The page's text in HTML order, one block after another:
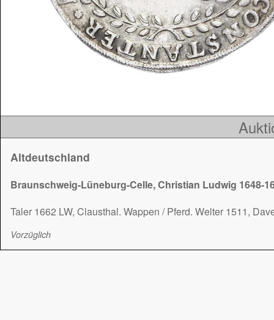
Altdeutschland
Braunschweig-Lüneburg-Celle, Christian Ludwig 1648-
Taler 1662 LW, Clausthal. Wappen / Pferd. Welter 1511,
Vorzüglich